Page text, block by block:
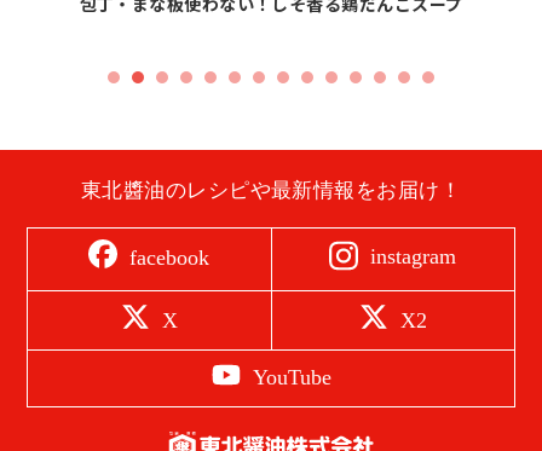
東北醬油のレシピや最新情報をお届け！
facebook instagram
X X2
YouTube